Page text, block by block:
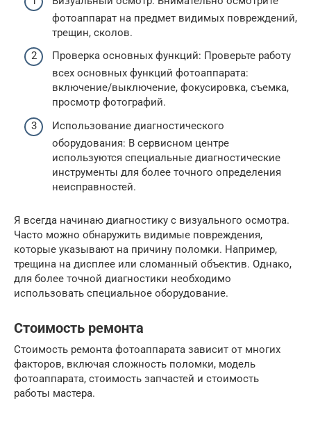
фотоаппарат на предмет видимых повреждений,
трещин, сколов.
Проверка основных функций: Проверьте работу
всех основных функций фотоаппарата:
включение/выключение, фокусировка, съемка,
просмотр фотографий.
Использование диагностического
оборудования: В сервисном центре
используются специальные диагностические
инструменты для более точного определения
неисправностей.
Я всегда начинаю диагностику с визуального осмотра.
Часто можно обнаружить видимые повреждения,
которые указывают на причину поломки. Например,
трещина на дисплее или сломанный объектив. Однако,
для более точной диагностики необходимо
использовать специальное оборудование.
Стоимость ремонта
Стоимость ремонта фотоаппарата зависит от многих
факторов, включая сложность поломки, модель
фотоаппарата, стоимость запчастей и стоимость
работы мастера.